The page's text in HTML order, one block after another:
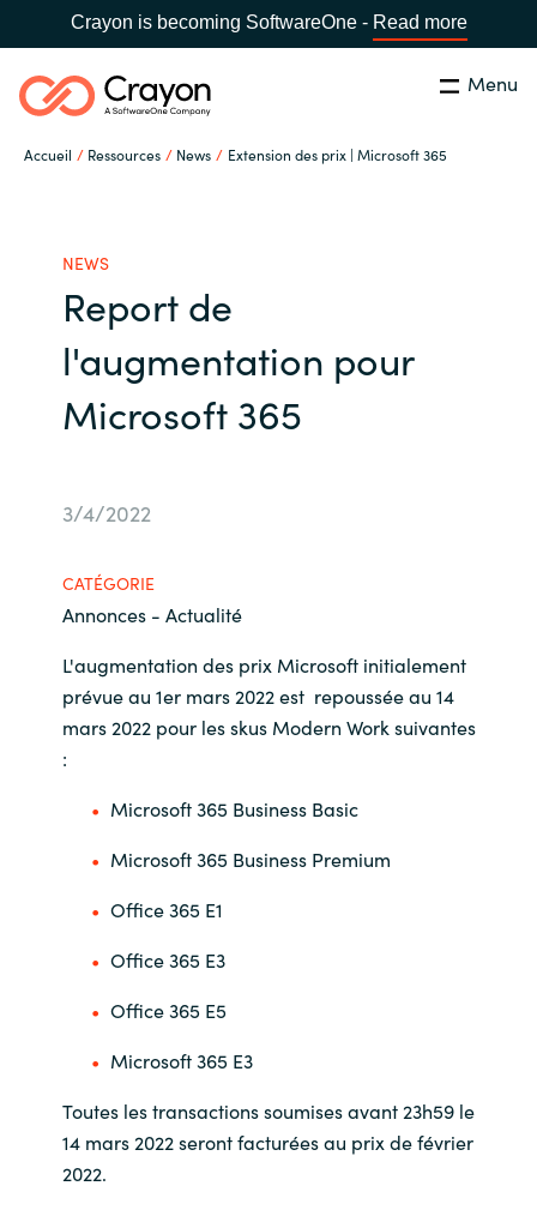
Crayon is becoming SoftwareOne - Read more
Menu
Accueil Ressources News Extension des prix | Microsoft 365
Global site
Denmark
Finland
France
Iceland
India
Rechercher Fermer
Partenaires éditeurs
Ressources
A propos de Crayon
Secteur Public
Nous contacter
Carrières
NEWS
Report de
l'augmentation pour
Microsoft 365
3/4/2022
CATÉGORIE
Annonces - Actualité
L'augmentation des prix Microsoft initialement
prévue au 1er mars 2022 est repoussée au 14
mars 2022 pour les skus Modern Work suivantes
:
Microsoft 365 Business Basic
Microsoft 365 Business Premium
Office 365 E1
Office 365 E3
Office 365 E5
Microsoft 365 E3
Toutes les transactions soumises avant 23h59 le
14 mars 2022 seront facturées au prix de février
2022.